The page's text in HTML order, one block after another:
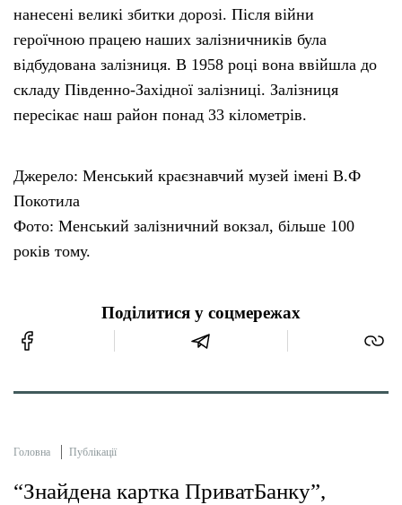
нанесені великі збитки дорозі. Після війни
героїчною працею наших залізничників була
відбудована залізниця. В 1958 році вона ввійшла до
складу Південно-Західної залізниці. Залізниця
пересікає наш район понад 33 кілометрів.
Джерело: Менський краєзнавчий музей імені В.Ф
Покотила
Фото: Менський залізничний вокзал, більше 100
років тому.
Поділитися у соцмережах
Головна Публікації
“Знайдена картка ПриватБанку”,